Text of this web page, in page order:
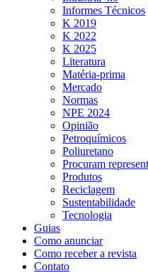
Informes Técnicos
K 2019
K 2022
K 2025
Literatura
Matéria-prima
Mercado
Normas
NPE 2024
Opinião
Petroquímicos
Poliuretano
Procuram
Produtos
Reciclagem
Sustentabilidade
Tecnologia
Guias
Como anunciar
Como receber a revista
Contato